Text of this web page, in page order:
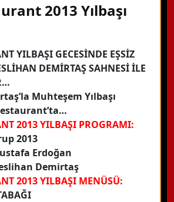
2013 Yılbaşı
YILBAŞI GECESİNDE EŞSİZ
DEMİRTAŞ SAHNESİ İLE
Muhteşem Yılbaşı
2013 YILBAŞI PROGRAMI:
2013
Erdoğan
Demirtaş
2013 YILBAŞI MENÜSÜ: